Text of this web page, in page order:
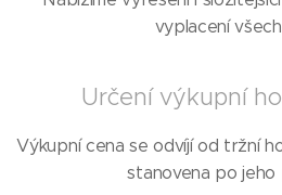
vyplacení
Určení výkupní
Výkupní cena se odvíjí od tržní
stanovena po jeho